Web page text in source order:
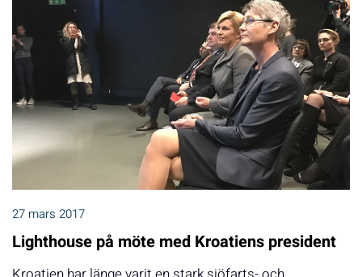
27 mars 2017
Lighthouse på möte med Kroatiens president